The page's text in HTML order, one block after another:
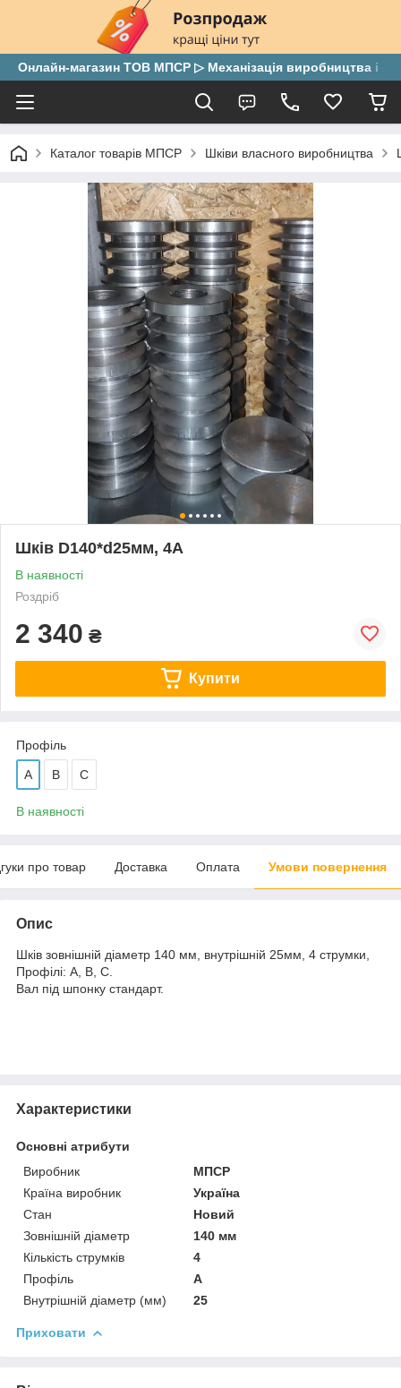
Онлайн-магазин ТОВ МПСР ▷ Механізація виробництва і
Каталог товарів МПСР Шківи власного виробництва
Шків D140*d25мм, 4А
В наявності
Роздріб
2 340 ₴
Купити
Профіль
А В С
В наявності
про товар Доставка Оплата Умови повернення
Опис
Шків зовнішній діаметр 140 мм, внутрішній 25мм, 4 струмки,
Профілі: А, В, С.
Вал під шпонку стандарт.
Характеристики
Основні атрибути
Виробник
МПСР
Країна виробник
Україна
Стан
Новий
Зовнішній діаметр
140 мм
Кількість струмків
4
Профіль
А
Внутрішній діаметр (мм)
25
Приховати